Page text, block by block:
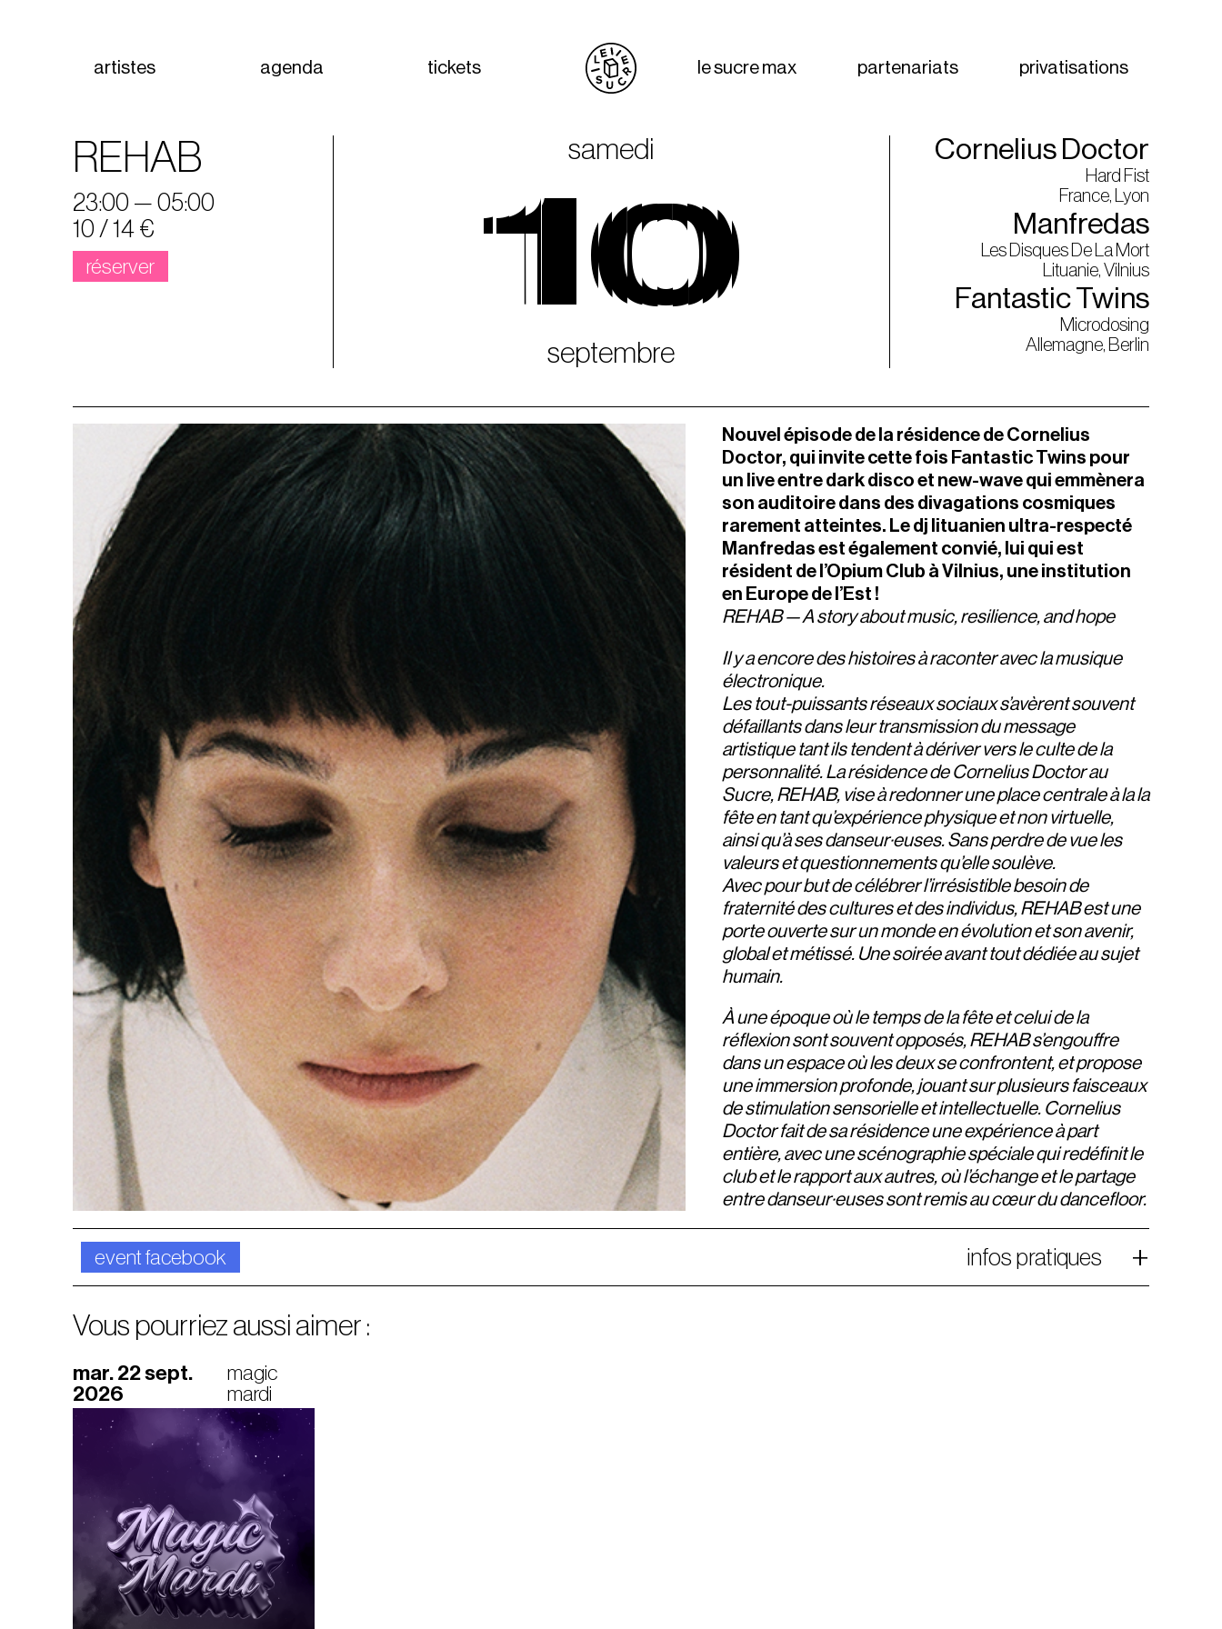
artistes agenda tickets le sucre max partenariats privatisations
REHAB
23:00 — 05:00
10 / 14 €
réserver
samedi
10
septembre
Cornelius Doctor
Hard Fist
France, Lyon
Manfredas
Les Disques De La Mort
Lituanie, Vilnius
Fantastic Twins
Microdosing
Allemagne, Berlin
Nouvel épisode de la résidence de Cornelius
Doctor, qui invite cette fois Fantastic Twins pour
un live entre dark disco et new-wave qui emmènera
son auditoire dans des divagations cosmiques
rarement atteintes. Le dj lituanien ultra-respecté
Manfredas est également convié, lui qui est
résident de l’Opium Club à Vilnius, une institution
en Europe de l’Est !
REHAB —A story about music, resilience, and hope
Il y a encore des histoires à raconter avec la musique
électronique.
Les tout-puissants réseaux sociaux s’avèrent souvent
défaillants dans leur transmission du message
artistique tant ils tendent à dériver vers le culte de la
personnalité. La résidence de Cornelius Doctor au
Sucre, REHAB, vise à redonner une place centrale à la la
fête en tant qu’expérience physique et non virtuelle,
ainsi qu’à ses danseur·euses. Sans perdre de vue les
valeurs et questionnements qu’elle soulève.
Avec pour but de célébrer l’irrésistible besoin de
fraternité des cultures et des individus, REHAB est une
porte ouverte sur un monde en évolution et son avenir,
global et métissé. Une soirée avant tout dédiée au sujet
humain.
À une époque où le temps de la fête et celui de la
réflexion sont souvent opposés, REHAB s’engouffre
dans un espace où les deux se confrontent, et propose
une immersion profonde, jouant sur plusieurs faisceaux
de stimulation sensorielle et intellectuelle. Cornelius
Doctor fait de sa résidence une expérience à part
entière, avec une scénographie spéciale qui redéfinit le
club et le rapport aux autres, où l’échange et le partage
entre danseur·euses sont remis au cœur du dancefloor.
event facebook infos pratiques
Vous pourriez aussi aimer :
mar. 22 sept.
2026
magic
mardi